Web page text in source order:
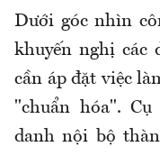
Dưới góc nhìn
khuyến nghị các
cần áp đặt việc
"chuẩn hóa".
danh nội bộ